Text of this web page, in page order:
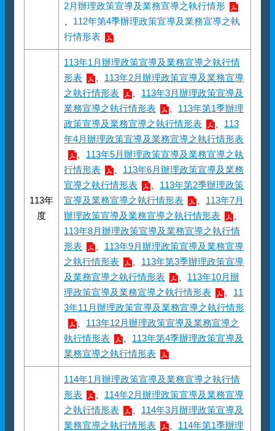
2月辦理政策宣導及業務宣導之執行情形
112年第4季辦理政策宣導及業務宣導之執
行情形表
113年
度
113年1月辦理政策宣導及業務宣導之執行情
形表
113年2月辦理政策宣導及業務宣導
之執行情形表
113年3月辦理政策宣導及
業務宣導之執行情形表
113年第1季辦理
政策宣導及業務宣導之執行情形表
113
年4月辦理政策宣導及業務宣導之執行情形表
113年5月辦理政策宣導及業務宣導之執
行情形表
113年6月辦理政策宣導及業務
宣導之執行情形表
113年第2季辦理政策
宣導及業務宣導之執行情形表
113年7月
辦理政策宣導及業務宣導之執行情形表
113年8月辦理政策宣導及業務宣導之執行情
形表
113年9月辦理政策宣導及業務宣導
之執行情形表
113年第3季辦理政策宣導
及業務宣導之執行情形表
113年10月辦
理政策宣導及業務宣導之執行情形表
11
3年11月辦理政策宣導及業務宣導之執行情形
113年12月辦理政策宣導及業務宣導之
執行情形表
113年第4季辦理政策宣導及
業務宣導之執行情形表
114年1月辦理政策宣導及業務宣導之執行情
形表
114年2月辦理政策宣導及業務宣導
之執行情形表
114年3月辦理政策宣導及
業務宣導之執行情形表
114年第1季辦理